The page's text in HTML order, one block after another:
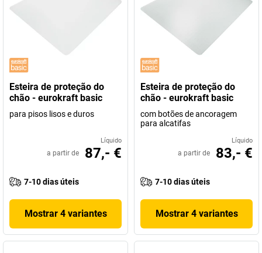
Esteira de proteção do
chão - eurokraft basic
para pisos lisos e duros
Líquido
a partir de 87,- €
7-10 dias úteis
Mostrar 4 variantes
Esteira de proteção do
chão - eurokraft basic
com botões de ancoragem
para alcatifas
Líquido
a partir de 83,- €
7-10 dias úteis
Mostrar 4 variantes